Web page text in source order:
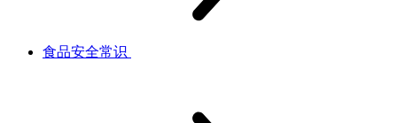
食品安全常识